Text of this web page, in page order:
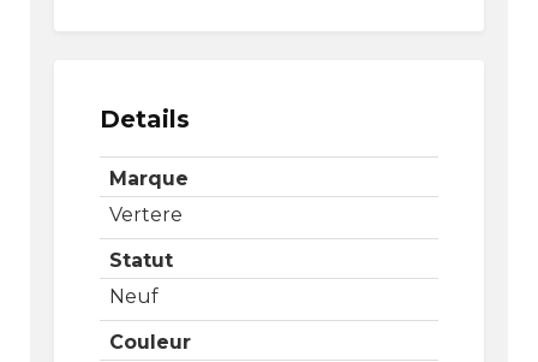
Details
Marque
Vertere
Statut
Neuf
Couleur